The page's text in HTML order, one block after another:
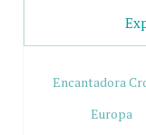
Encantadora
Europa